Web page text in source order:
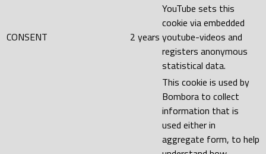
CONSENT 2 years
YouTube sets this
cookie via embedded
youtube-videos and
registers anonymous
statistical data.
This cookie is used by
Bombora to collect
information that is
used either in
aggregate form, to help